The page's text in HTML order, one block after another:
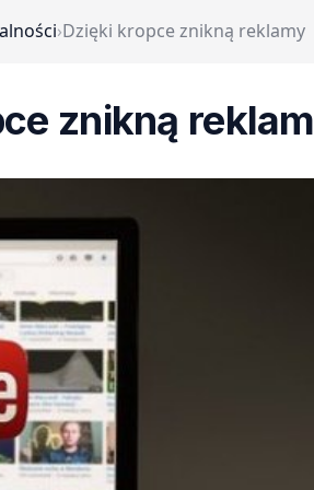
›Dzięki kropce znikną reklamy
znikną